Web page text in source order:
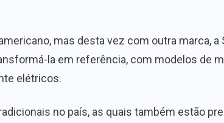
mas desta vez com outra marca,
la em referência, com modelos de
elétricos.
no país, as quais também estão